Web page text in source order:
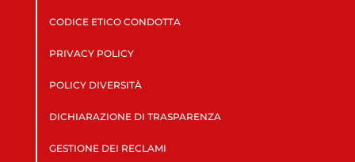
CODICE ETICO CONDOTTA
PRIVACY POLICY
POLICY DIVERSITÀ
DICHIARAZIONE DI TRASPARENZA
GESTIONE DEI RECLAMI